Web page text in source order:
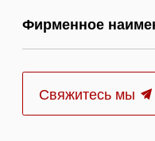
Фирменное
Свяжитесь мы